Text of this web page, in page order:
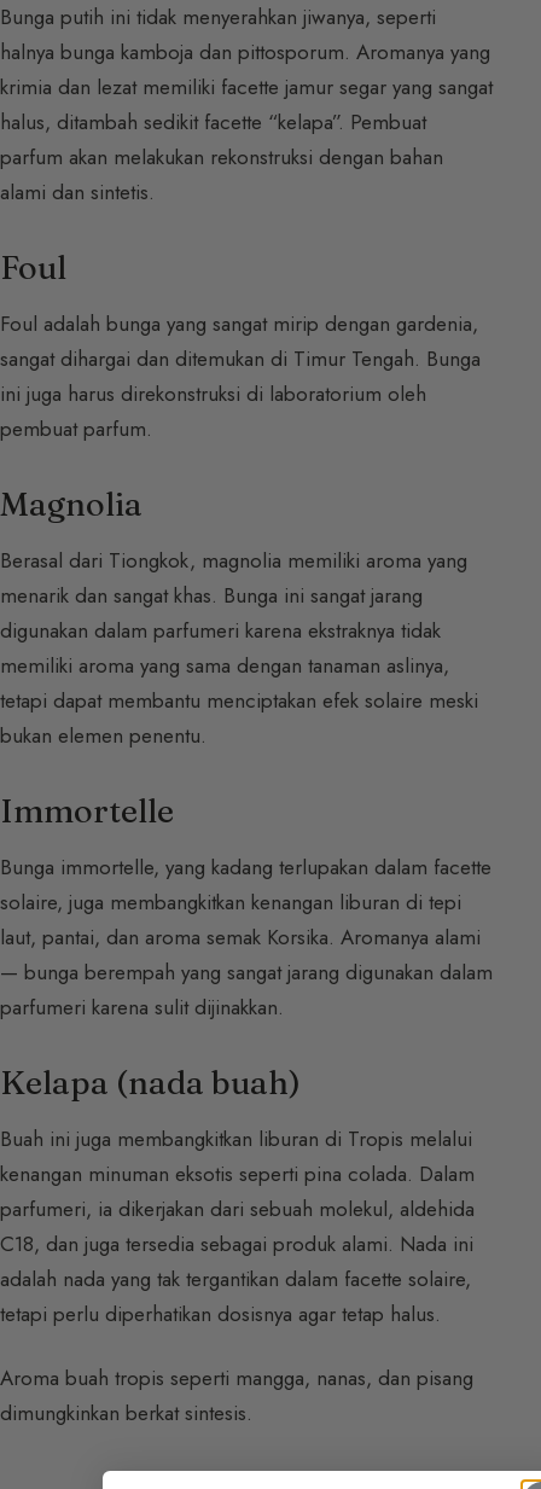
Bunga putih ini tidak menyerahkan jiwanya, seperti
halnya bunga kamboja dan pittosporum. Aromanya yang
krimia dan lezat memiliki facette jamur segar yang sangat
halus, ditambah sedikit facette “kelapa”. Pembuat
parfum akan melakukan rekonstruksi dengan bahan
alami dan sintetis.
Foul
Foul adalah bunga yang sangat mirip dengan gardenia,
sangat dihargai dan ditemukan di Timur Tengah. Bunga
ini juga harus direkonstruksi di laboratorium oleh
pembuat parfum.
Magnolia
Berasal dari Tiongkok, magnolia memiliki aroma yang
menarik dan sangat khas. Bunga ini sangat jarang
digunakan dalam parfumeri karena ekstraknya tidak
memiliki aroma yang sama dengan tanaman aslinya,
tetapi dapat membantu menciptakan efek solaire meski
bukan elemen penentu.
Immortelle
Bunga immortelle, yang kadang terlupakan dalam facette
solaire, juga membangkitkan kenangan liburan di tepi
laut, pantai, dan aroma semak Korsika. Aromanya alami
— bunga berempah yang sangat jarang digunakan dalam
parfumeri karena sulit dijinakkan.
Kelapa (nada buah)
Buah ini juga membangkitkan liburan di Tropis melalui
kenangan minuman eksotis seperti pina colada. Dalam
parfumeri, ia dikerjakan dari sebuah molekul, aldehida
C18, dan juga tersedia sebagai produk alami. Nada ini
adalah nada yang tak tergantikan dalam facette solaire,
tetapi perlu diperhatikan dosisnya agar tetap halus.
Aroma buah tropis seperti mangga, nanas, dan pisang
dimungkinkan berkat sintesis.